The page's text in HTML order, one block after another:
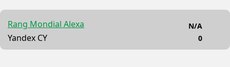
Rang Mondial Alexa
Yandex CY
N/A
0